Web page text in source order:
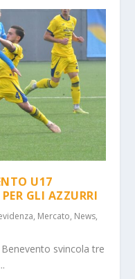
U17
GLI AZZURRI
, Mercato, News,
svincola tre